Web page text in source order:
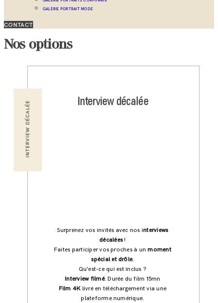
GALERIE PORTRAIT MODE
CONTACT
Nos options
Interview décalée
INTERVIEW DÉCALÉE
Surprenez vos invités avec nos interviews
décalées!
Faites participer vos proches à unmoment
spécial et drôle.
Qu'est-ce qui est inclus ?
Interview filmé. Durée du film 15mn
Film 4K livré en téléchargement via une
plateforme numérique.